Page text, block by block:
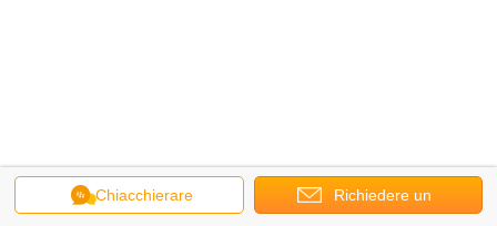
Chiacchierare Richiedere un